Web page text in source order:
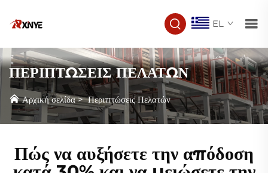
EL
ΠΕΡΙΠΤΩΣΕΙΣ ΠΕΛΑΤΩΝ
Αρχική σελίδα>Περιπτώσεις Πελατών
Πώς να αυξήσετε την απόδοση